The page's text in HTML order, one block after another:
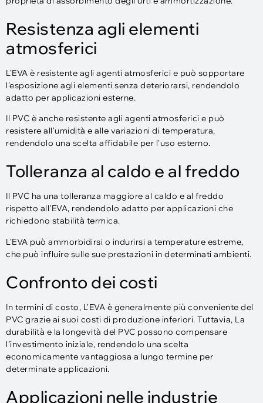
Resistenza agli elementi
atmosferici
L'EVA è resistente agli agenti atmosferici e può sopportare
l'esposizione agli elementi senza deteriorarsi, rendendolo
adatto per applicazioni esterne.
Il PVC è anche resistente agli agenti atmosferici e può
resistere all'umidità e alle variazioni di temperatura,
rendendolo una scelta affidabile per l'uso esterno.
Tolleranza al caldo e al freddo
Il PVC ha una tolleranza maggiore al caldo e al freddo
rispetto all'EVA, rendendolo adatto per applicazioni che
richiedono stabilità termica.
L'EVA può ammorbidirsi o indurirsi a temperature estreme,
che può influire sulle sue prestazioni in determinati ambienti.
Confronto dei costi
In termini di costo, L'EVA è generalmente più conveniente del
PVC grazie ai suoi costi di produzione inferiori. Tuttavia, La
durabilità e la longevità del PVC possono compensare
l’investimento iniziale, rendendolo una scelta
economicamente vantaggiosa a lungo termine per
determinate applicazioni.
Applicazioni nelle industrie